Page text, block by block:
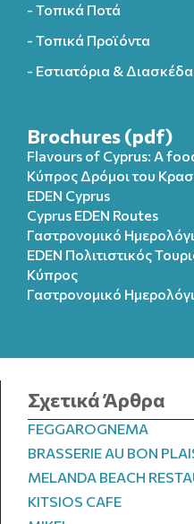
- Τοπικά Ποτά
- Τοπικά Προϊόντα
- Εστιατόρια &
Brochures (pdf)
Flavours of Cyprus: A
Κύπρος Δρόμοι του
EDEN Cyprus
Cyprus EDEN Routes
Γαστρονομικό
EDEN Πολιτιστικός
Κύπρος
Γαστρονομικό
Σχετικά Άρθρα
FEGGAROGNEMA
BRASSERIE AU BON
MELANDA BEACH
KITSIOS CAFE